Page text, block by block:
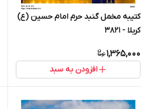
کتیبه مخمل گنبد حرم امام حسین (ع)
کربلا - 3821
1,365,000
افزودن به سبد